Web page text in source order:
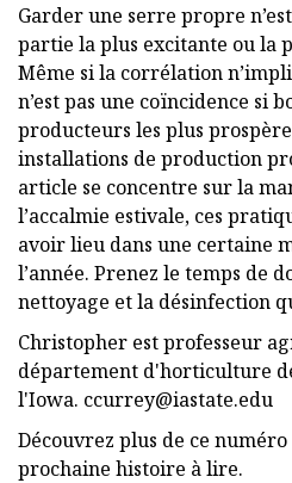
Garder une serre propre
partie la plus excitante ou la
Même si la corrélation
n’est pas une coïncidence si
producteurs les plus
installations de production
article se concentre sur la
l’accalmie estivale, ces
avoir lieu dans une certaine
l’année. Prenez le temps de
nettoyage et la désinfection
Christopher est professeur
département d'horticulture
l'Iowa. ccurrey@iastate.edu
Découvrez plus de ce
prochaine histoire à lire.